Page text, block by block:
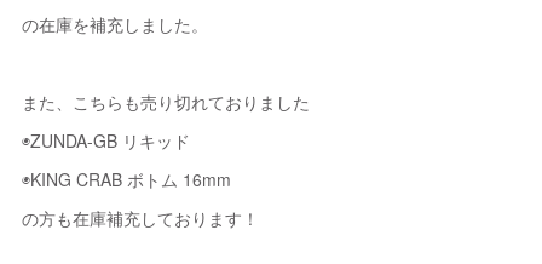
の在庫を補充しました。
また、こちらも売り切れておりました
◉ZUNDA-GB リキッド
◉KING CRAB ボトム 16mm
の方も在庫補充しております！